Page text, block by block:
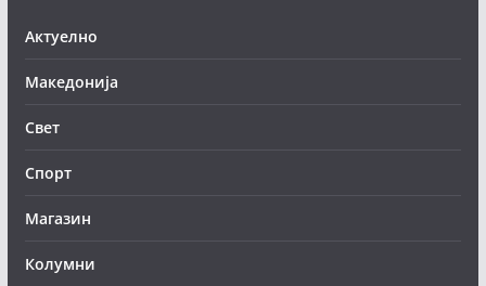
Актуелно
Македонија
Свет
Спорт
Магазин
Колумни